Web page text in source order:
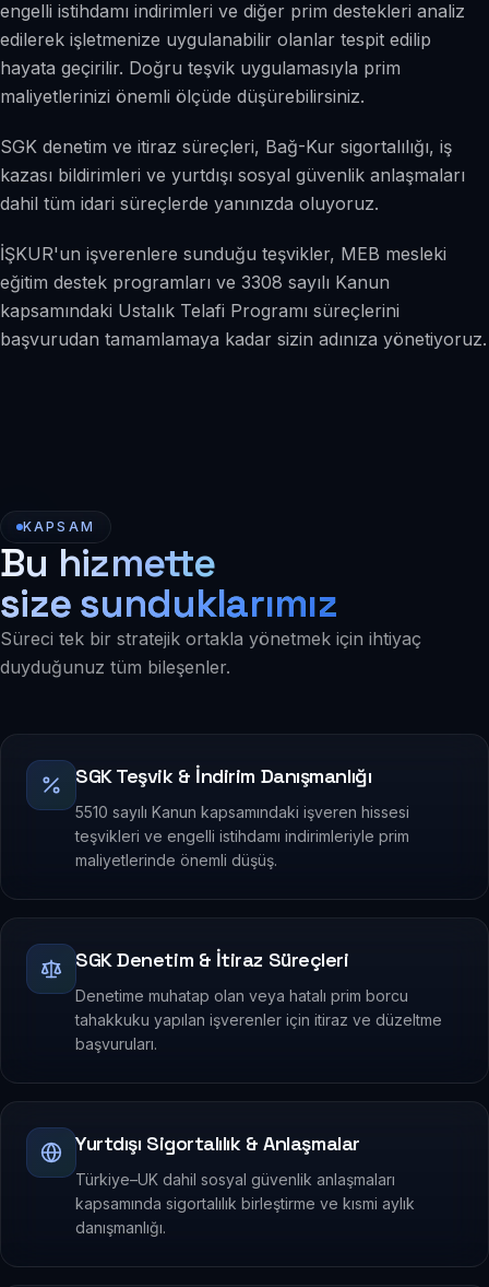
engelli istihdamı indirimleri ve diğer prim destekleri analiz
edilerek işletmenize uygulanabilir olanlar tespit edilip
hayata geçirilir. Doğru teşvik uygulamasıyla prim
maliyetlerinizi önemli ölçüde düşürebilirsiniz.
SGK denetim ve itiraz süreçleri, Bağ-Kur sigortalılığı, iş
kazası bildirimleri ve yurtdışı sosyal güvenlik anlaşmaları
dahil tüm idari süreçlerde yanınızda oluyoruz.
İŞKUR'un işverenlere sunduğu teşvikler, MEB mesleki
eğitim destek programları ve 3308 sayılı Kanun
kapsamındaki Ustalık Telafi Programı süreçlerini
başvurudan tamamlamaya kadar sizin adınıza yönetiyoruz.
KAPSAM
Bu hizmette
size sunduklarımız
Süreci tek bir stratejik ortakla yönetmek için ihtiyaç
duyduğunuz tüm bileşenler.
SGK Teşvik & İndirim Danışmanlığı
5510 sayılı Kanun kapsamındaki işveren hissesi
teşvikleri ve engelli istihdamı indirimleriyle prim
maliyetlerinde önemli düşüş.
SGK Denetim & İtiraz Süreçleri
Denetime muhatap olan veya hatalı prim borcu
tahakkuku yapılan işverenler için itiraz ve düzeltme
başvuruları.
Yurtdışı Sigortalılık & Anlaşmalar
Türkiye–UK dahil sosyal güvenlik anlaşmaları
kapsamında sigortalılık birleştirme ve kısmi aylık
danışmanlığı.